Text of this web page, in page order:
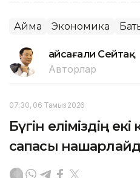
Аймақ Экономика
Ғайсағали Сейтақ
Авторлар
07:30, 06 Тамыз 2026
Бүгін еліміздің
сапасы